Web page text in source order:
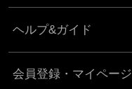
ヘルプ&ガイド
会員登録・マイページ